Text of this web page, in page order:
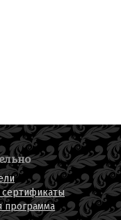
программа